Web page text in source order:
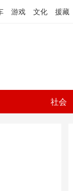
游戏 文化 援藏
社会